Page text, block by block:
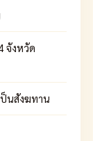
จังหวัด
ป็นสังฆทาน